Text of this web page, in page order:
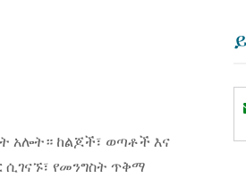
አሎት። ከልጆች፣ ወጣቶች እና
ሲገናኙ፣ የመንግስት ጥቅማ